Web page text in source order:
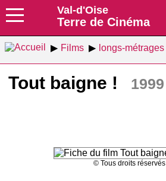
Val-d'Oise
Terre de Cinéma
Films longs-métrages
Tout baigne ! 1999
© Tous droits réservés